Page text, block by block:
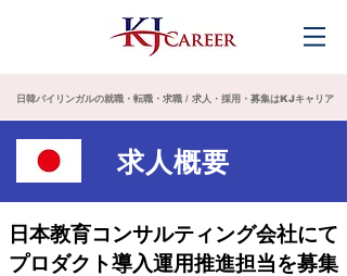
日韓バイリンガルの就職・転職・求職 / 求人・採用・募集はKJキャリア
求人概要
日本教育コンサルティング会社にて
プロダクト導入運用推進担当を募集